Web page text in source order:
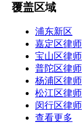
覆盖区域
浦东新区
嘉定区律师
宝山区律师
普陀区律师
杨浦区律师
松江区律师
闵行区律师
查看更多